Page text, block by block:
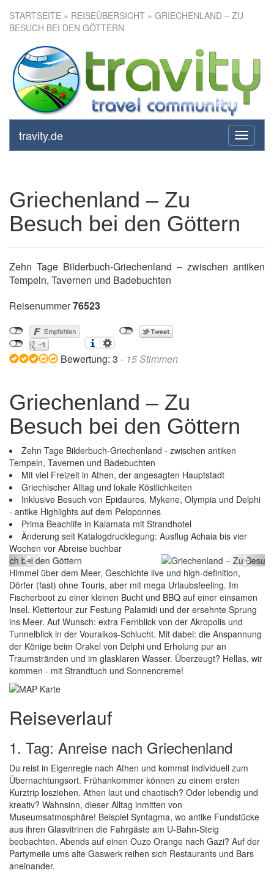
STARTSEITE » REISEÜBERSICHT » GRIECHENLAND – ZU
BESUCH BEI DEN GÖTTERN
toggle
travity.de
Griechenland – Zu Besuch bei
den Göttern
Griechenland – Zu
Besuch bei den Göttern
Zehn Tage Bilderbuch-Griechenland – zwischen antiken
Tempeln, Tavernen und Badebuchten
Reisenummer76523
Bewertung: 3 - 15Stimmen
Griechenland – Zu
Besuch bei den Göttern
Zehn Tage Bilderbuch-Griechenland - zwischen antiken
Tempeln, Tavernen und Badebuchten
Mit viel Freizeit in Athen, der angesagten Hauptstadt
Griechischer Alltag und lokale Köstlichkeiten
Inklusive Besuch von Epidauros, Mykene, Olympia und Delphi
- antike Highlights auf dem Peloponnes
Prima Beachlife in Kalamata mit Strandhotel
Änderung seit Katalogdrucklegung: Ausflug Achaia bis vier
Wochen vor Abreise buchbar
Griechenland – Zu Besuch bei den Göttern
Previous Next
Himmel über dem Meer, Geschichte live und high-definition,
Dörfer (fast) ohne Touris, aber mit mega Urlaubsfeeling. Im
Fischerboot zu einer kleinen Bucht und BBQ auf einer einsamen
Insel. Klettertour zur Festung Palamidi und der ersehnte Sprung
ins Meer. Auf Wunsch: extra Fernblick von der Akropolis und
Tunnelblick in der Vouraikos-Schlucht. Mit dabei: die Anspannung
der Könige beim Orakel von Delphi und Erholung pur an
Traumstränden und im glasklaren Wasser. Überzeugt? Hellas, wir
kommen - mit Strandtuch und Sonnencreme!
Reiseverlauf
1. Tag: Anreise nach Griechenland
Du reist in Eigenregie nach Athen und kommst individuell zum
Übernachtungsort. Frühankommer können zu einem ersten
Kurztrip losziehen. Athen laut und chaotisch? Oder lebendig und
kreativ? Wahnsinn, dieser Alltag inmitten von
Museumsatmosphäre! Beispiel Syntagma, wo antike Fundstücke
aus ihren Glasvitrinen die Fahrgäste am U-Bahn-Steig
beobachten. Abends auf einen Ouzo Orange nach Gazi? Auf der
Partymeile ums alte Gaswerk reihen sich Restaurants und Bars
aneinander.